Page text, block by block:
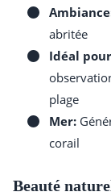
abritée
Idéal
plage
Mer:
corail
Beauté